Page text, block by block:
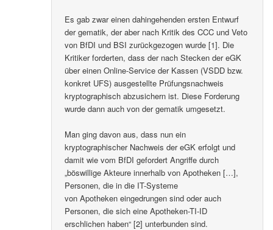
Es gab zwar einen dahingehenden ersten Entwurf
der gematik, der aber nach Kritik des CCC und Veto
von BfDI und BSI zurückgezogen wurde [1]. Die
Kritiker forderten, dass der nach Stecken der eGK
über einen Online-Service der Kassen (VSDD bzw.
konkret UFS) ausgestellte Prüfungsnachweis
kryptographisch abzusichern ist. Diese Forderung
wurde dann auch von der gematik umgesetzt.
Man ging davon aus, dass nun ein
kryptographischer Nachweis der eGK erfolgt und
damit wie vom BfDI gefordert Angriffe durch
„böswillige Akteure innerhalb von Apotheken […],
Personen, die in die IT-Systeme
von Apotheken eingedrungen sind oder auch
Personen, die sich eine Apotheken-TI-ID
erschlichen haben“ [2] unterbunden sind.